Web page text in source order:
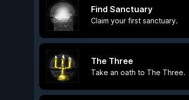
Find Sanctuary
Claim your first sanctuary.
The Three
Take an oath to The Three.